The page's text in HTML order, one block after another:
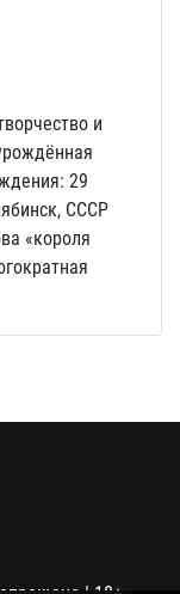
и
29
СССР
«короля